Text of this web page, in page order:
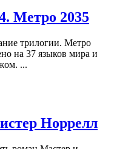
Метро 2035
трилогии. Метро
на 37 языков мира и
...
Норрелл